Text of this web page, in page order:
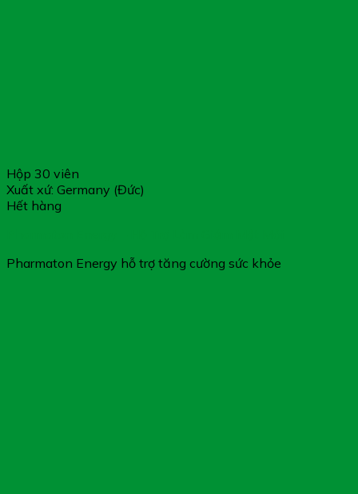
Hộp 30 viên
Xuất xứ: Germany (Đức)
Hết hàng
Pharmaton Energy hỗ trợ tăng cường sức khỏe